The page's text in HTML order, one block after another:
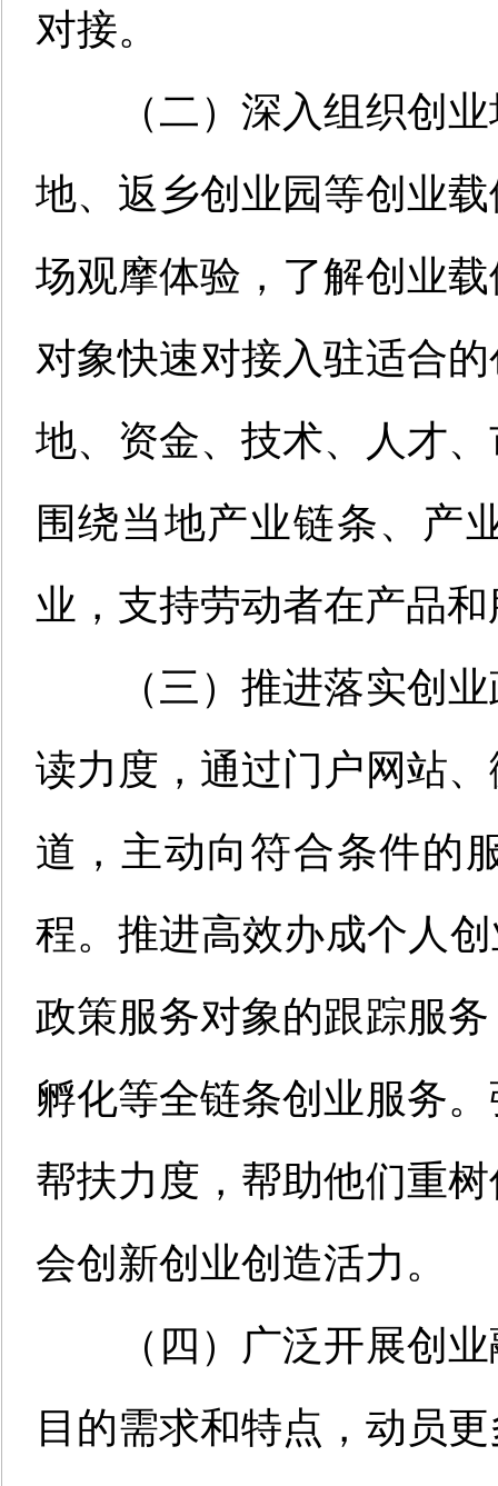
对接。
（二）深入组织创业
地、返乡创业园等创业
场观摩体验，了解创业
对象快速对接入驻适合
地、资金、技术、人才
围绕当地产业链条、产
业，支持劳动者在产品
（三）推进落实创业
读力度，通过门户网站
道，主动向符合条件的
程。推进高效办成个人
政策服务对象的跟踪服
孵化等全链条创业服务
帮扶力度，帮助他们重
会创新创业创造活力。
（ 四 ） 广泛开展创业
目的需求和特点，动员